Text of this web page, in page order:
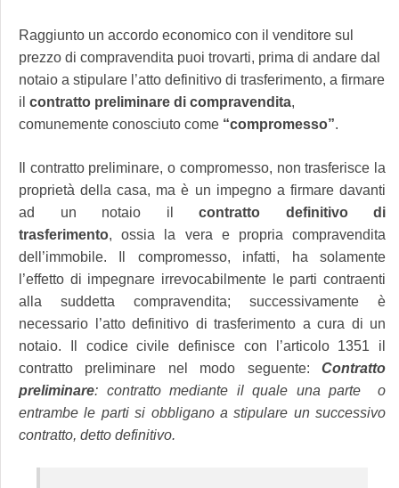
Raggiunto un accordo economico con il venditore sul
prezzo di compravendita puoi trovarti, prima di andare dal
notaio a stipulare l’atto definitivo di trasferimento, a firmare
il contratto preliminare di compravendita,
comunemente conosciuto come “compromesso”.
Il contratto preliminare, o compromesso, non trasferisce la
proprietà della casa, ma è un impegno a firmare davanti
ad un notaio il contratto definitivo di
trasferimento, ossia la vera e propria compravendita
dell’immobile. Il compromesso, infatti, ha solamente
l’effetto di impegnare irrevocabilmente le parti contraenti
alla suddetta compravendita; successivamente è
necessario l’atto definitivo di trasferimento a cura di un
notaio. Il codice civile definisce con l’articolo 1351 il
contratto preliminare nel modo seguente: Contratto
preliminare: contratto mediante il quale una parte o
entrambe le parti si obbligano a stipulare un successivo
contratto, detto definitivo.